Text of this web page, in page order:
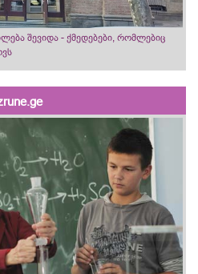
შევიდა - ქმედებები, რომლებიც